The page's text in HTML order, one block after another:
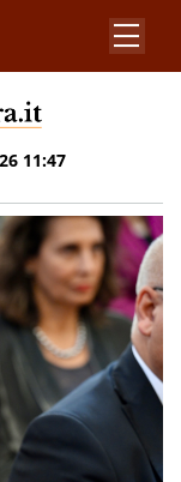
11:47